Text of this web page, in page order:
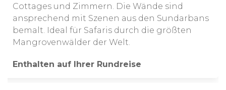
Cottages und Zimmern. Die Wände sind
ansprechend mit Szenen aus den Sundarbans
bemalt. Ideal für Safaris durch die größten
Mangrovenwälder der Welt.
Enthalten auf Ihrer Rundreise